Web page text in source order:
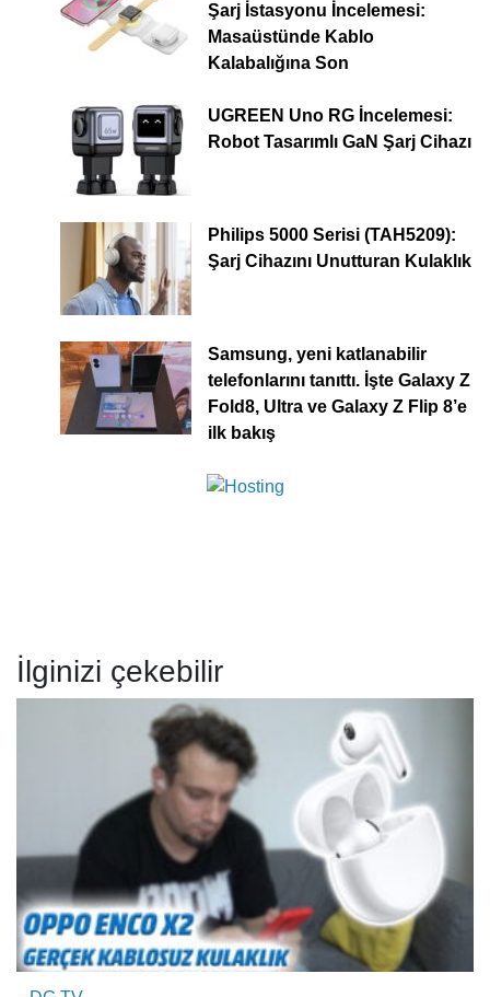
Şarj İstasyonu İncelemesi:
Masaüstünde Kablo
Kalabalığına Son
UGREEN Uno RG İncelemesi:
Robot Tasarımlı GaN Şarj Cihazı
Philips 5000 Serisi (TAH5209):
Şarj Cihazını Unutturan Kulaklık
Samsung, yeni katlanabilir
telefonlarını tanıttı. İşte Galaxy Z
Fold8, Ultra ve Galaxy Z Flip 8’e
ilk bakış
İlginizi çekebilir